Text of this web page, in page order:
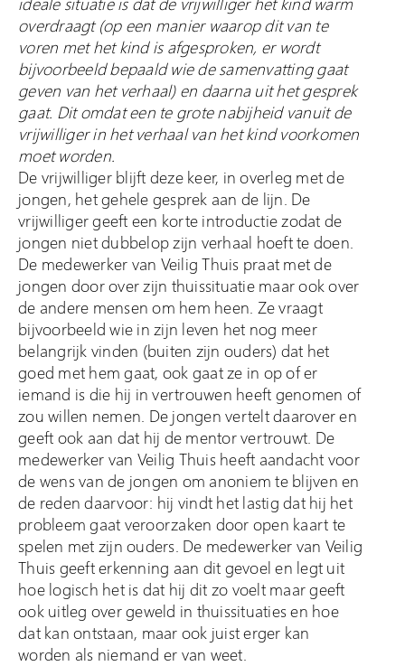
overdraagt (op een manier waarop dit van te
voren met het kind is afgesproken, er wordt
bijvoorbeeld bepaald wie de samenvatting gaat
geven van het verhaal) en daarna uit het gesprek
gaat. Dit omdat een te grote nabijheid vanuit de
vrijwilliger in het verhaal van het kind voorkomen
moet worden.
De vrijwilliger blijft deze keer, in overleg met de
jongen, het gehele gesprek aan de lijn. De
vrijwilliger geeft een korte introductie zodat de
jongen niet dubbelop zijn verhaal hoeft te doen.
De medewerker van Veilig Thuis praat met de
jongen door over zijn thuissituatie maar ook over
de andere mensen om hem heen. Ze vraagt
bijvoorbeeld wie in zijn leven het nog meer
belangrijk vinden (buiten zijn ouders) dat het
goed met hem gaat, ook gaat ze in op of er
iemand is die hij in vertrouwen heeft genomen of
zou willen nemen. De jongen vertelt daarover en
geeft ook aan dat hij de mentor vertrouwt. De
medewerker van Veilig Thuis heeft aandacht voor
de wens van de jongen om anoniem te blijven en
de reden daarvoor: hij vindt het lastig dat hij het
probleem gaat veroorzaken door open kaart te
spelen met zijn ouders. De medewerker van Veilig
Thuis geeft erkenning aan dit gevoel en legt uit
hoe logisch het is dat hij dit zo voelt maar geeft
ook uitleg over geweld in thuissituaties en hoe
dat kan ontstaan, maar ook juist erger kan
worden als niemand er van weet.